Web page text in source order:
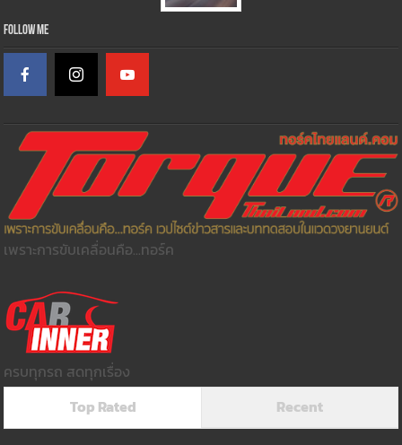
Follow Me
เพราะการขับเคลื่อนคือ...ทอร์ค
ครบทุกรถ สดทุกเรื่อง
Top Rated
Recent